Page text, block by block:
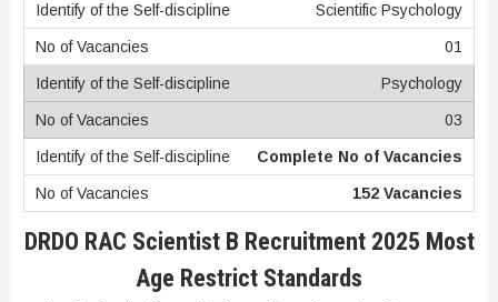
Scientific Psychology
01
Psychology
03
Complete No of Vacancies
152 Vacancies
DRDO RAC Scientist B Recruitment 2025 Most
Age Restrict Standards